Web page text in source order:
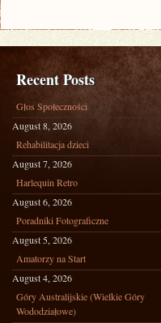
Recent Posts
Głos Społeczności
August 8, 2026
Rehabilitacja dzieci
August 7, 2026
Harlequin Retro
August 6, 2026
Poradniki Fotograficzne
August 5, 2026
Amatorzy na Start
August 4, 2026
Góry Australijskie (Wielkie Góry
Wododziałowe)